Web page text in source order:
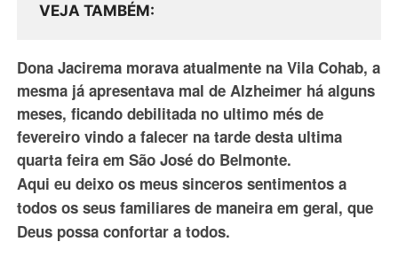
VEJA TAMBÉM
Dona Jacirema morava atualmente na Vila Cohab, a
mesma já apresentava mal de Alzheimer há alguns
meses, ficando debilitada no ultimo més de
fevereiro vindo a falecer na tarde desta ultima
quarta feira em São José do Belmonte.
Aqui eu deixo os meus sinceros sentimentos a
todos os seus familiares de maneira em geral, que
Deus possa confortar a todos.